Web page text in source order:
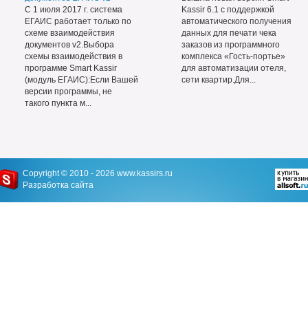
С 1 июля 2017 г. система
ЕГАИС работает только по
схеме взаимодействия
документов v2.Выбора
схемы взаимодействия в
программе Smart Kassir
(модуль ЕГАИС):Если Вашей
версии программы, не
такого пункта м...
Kassir 6.1 с поддержкой
автоматического получения
данных для печати чека
заказов из программного
комплекса «Гость-портье»
для автоматизации отеля,
сети квартир.Для...
Copyright © 2010 - 2026 www.kassirs.ru
Разработка сайта